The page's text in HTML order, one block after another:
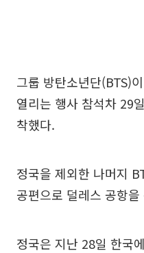
그룹 방탄소년단(BTS)
열리는 행사 참석차 29
착했다.
정국을 제외한 나머지
공편으로 덜레스 공항
정국은 지난 28일 한국